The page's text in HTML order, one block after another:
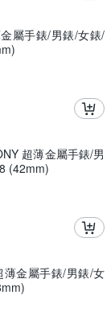
屬手錶/男錶/女錶/
超薄金屬手錶/男
(42mm)
薄金屬手錶/男錶/女